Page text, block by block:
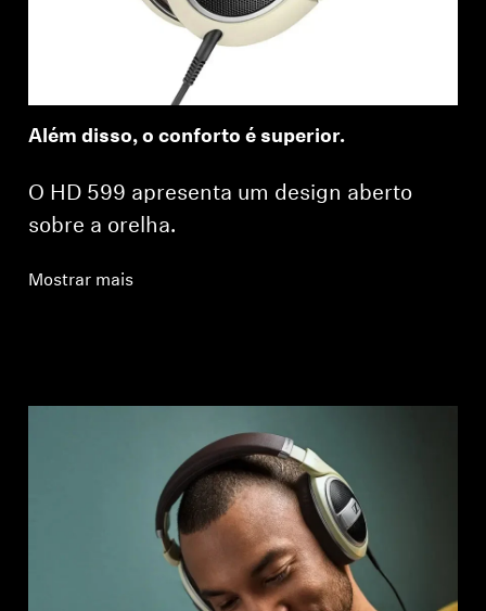
Além disso, o conforto é superior.
O HD 599 apresenta um design aberto
sobre a orelha.
Mostrar mais